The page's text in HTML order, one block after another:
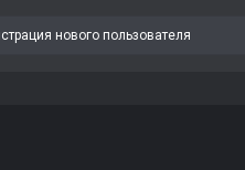
нового пользователя